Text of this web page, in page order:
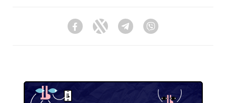
FacebookTwitter Telegram